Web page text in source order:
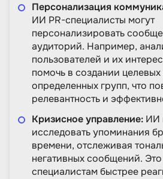
Персонализация
ИИ PR-специалисты могут
персонализировать
аудиторий. Например,
пользователей и их
помочь в создании
определенных групп, что
релевантность и
Кризисное управление: ИИ
исследовать упоминания
времени, отслеживая
негативных сообщений.
специалистам быстрее